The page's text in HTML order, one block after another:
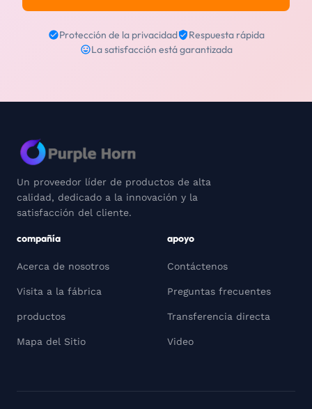
Protección de la privacidad
Respuesta rápida
La satisfacción está garantizada
Un proveedor líder de productos de alta
calidad, dedicado a la innovación y la
satisfacción del cliente.
compañía
Acerca de nosotros
Visita a la fábrica
productos
Mapa del Sitio
apoyo
Contáctenos
Preguntas frecuentes
Transferencia directa
Video